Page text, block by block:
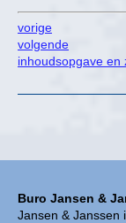
Buro Jansen &
Jansen & Janssen
vorige
volgende
inhoudsopgave en